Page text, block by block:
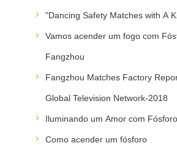
"Dancing Safety Matches with A
Vamos acender um fogo com
Fangzhou
Fangzhou Matches Factory
Global Television Network-2018
Iluminando um Amor com
Como acender um fósforo